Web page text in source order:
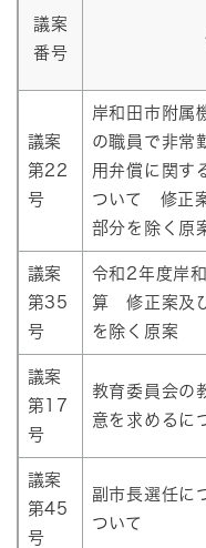
議案
番号
議案
第22
号
岸和田市附属
の職員で非常
用弁償に関す
ついて 修正
部分を除く原
議案
第35
号
令和2年度岸
算 修正案及
を除く原案
議案
第17
号
教育委員会の
意を求めるに
議案
第45
号
副市長選任に
ついて